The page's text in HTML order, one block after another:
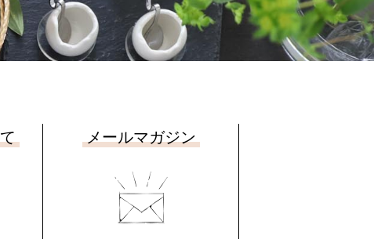
メールマガジン